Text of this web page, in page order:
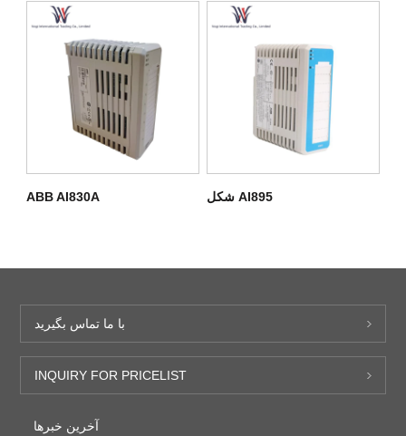
ABB AI830A شکل AI895
با ما تماس بگیرید
INQUIRY FOR PRICELIST
آخرین خبرها